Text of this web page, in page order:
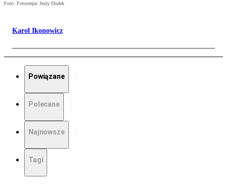
Foto: Fotorzepa/ Jerzy Dudek
Karol Ikonowicz
Powiązane
Polecane
Najnowsze
Tagi